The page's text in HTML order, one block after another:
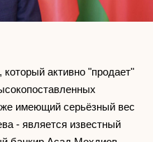
активно "продает"
имеющий серьёзный вес
- является известный